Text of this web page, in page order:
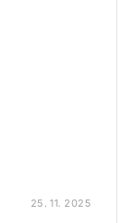
25. 11. 2025